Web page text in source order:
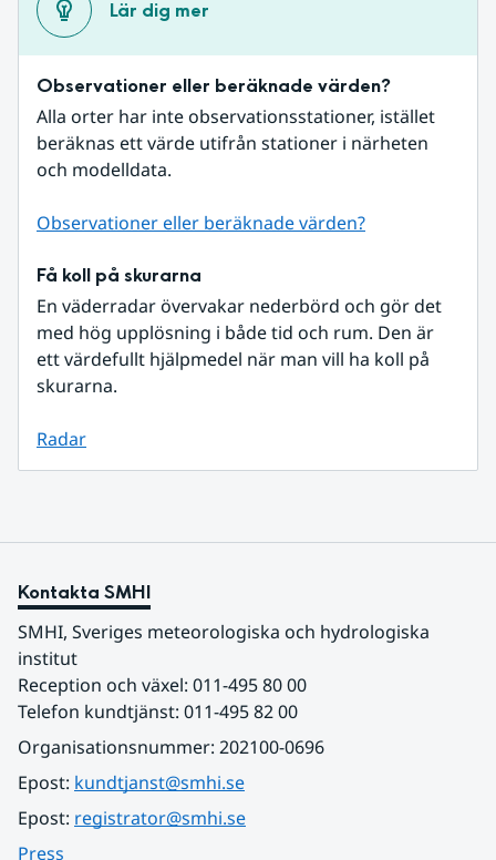
Lär dig mer
Observationer eller beräknade värden?
Alla orter har inte observationsstationer, istället
beräknas ett värde utifrån stationer i närheten
och modelldata.
Observationer eller beräknade värden?
Få koll på skurarna
En väderradar övervakar nederbörd och gör det
med hög upplösning i både tid och rum. Den är
ett värdefullt hjälpmedel när man vill ha koll på
skurarna.
Radar
Kontakta SMHI
SMHI, Sveriges meteorologiska och hydrologiska
institut
Reception och växel: 011-495 80 00
Telefon kundtjänst: 011-495 82 00
Organisationsnummer: 202100-0696
Epost: kundtjanst@smhi.se
Epost: registrator@smhi.se
Press